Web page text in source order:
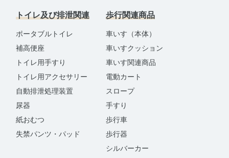
トイレ及び排泄関連
ポータブルトイレ
補高便座
トイレ用手すり
トイレ用アクセサリー
自動排泄処理装置
尿器
紙おむつ
失禁パンツ・パッド
歩行関連商品
車いす（本体）
車いすクッション
車いす関連商品
電動カート
スロープ
手すり
歩行車
歩行器
シルバーカー